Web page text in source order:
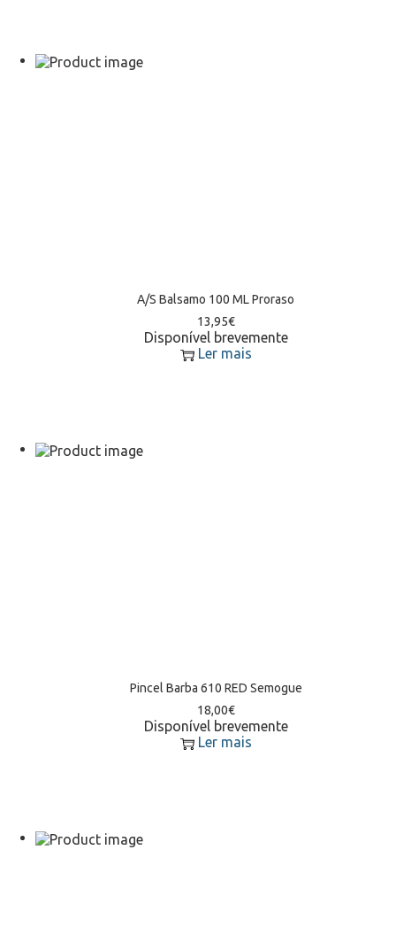
A/S Balsamo 100 ML Proraso
13,95€
Disponível brevemente
Ler mais
Pincel Barba 610 RED Semogue
18,00€
Disponível brevemente
Ler mais